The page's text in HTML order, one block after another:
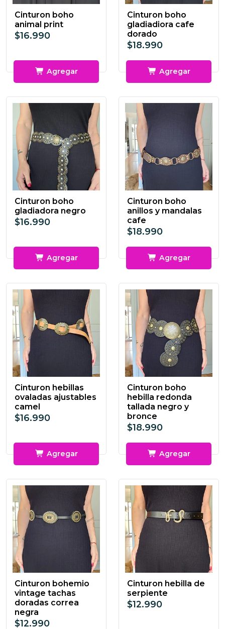
Cinturon boho
animal print
$16.990
Agregar
Cinturon boho
gladiadiora cafe
dorado
$18.990
Agregar
Cinturon boho
gladiadora negro
$16.990
Agregar
Cinturon boho
anillos y mandalas
cafe
$18.990
Agregar
Cinturon hebillas
ovaladas ajustables
camel
$16.990
Agregar
Cinturon boho
hebilla redonda
tallada negro y
bronce
$18.990
Agregar
Cinturon bohemio
vintage tachas
doradas correa
negra
$12.990
Cinturon hebilla de
serpiente
$12.990